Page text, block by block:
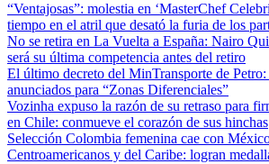
“Ventajosas”: molestia en ‘MasterChef
tiempo en el atril que desató la furia de los
No se retira en La Vuelta a España: Nairo
será su última competencia antes del retiro
El último decreto del MinTransporte de Petro:
anunciados para “Zonas Diferenciales”
Vozinha expuso la razón de su retraso para
en Chile: conmueve el corazón de sus hinchas
Selección Colombia femenina cae con
Centroamericanos y del Caribe: logran